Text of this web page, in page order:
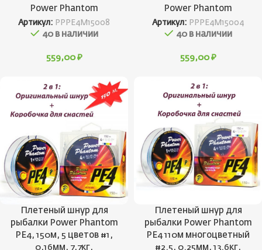
Power Phantom
Артикул: PPPE4M15008
40 в наличии
559,00 ₽
Power Phantom
Артикул: PPPE4M15004
40 в наличии
559,00 ₽
Плетеный шнур для
рыбалки Power Phantom
PE4, 150м, 5 цветов #1,
0,16мм, 7,7кг,
Плетеный шнур для
рыбалки Power Phantom
PE4 110м многоцветный
#2.5, 0.25мм, 13.6кг,